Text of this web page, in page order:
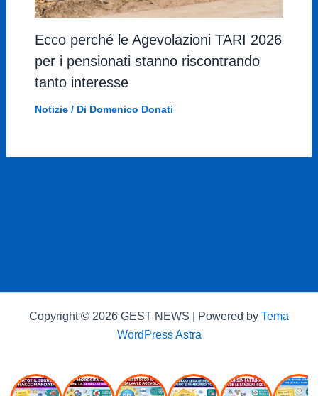
Ecco perché le Agevolazioni TARI 2026
per i pensionati stanno riscontrando
tanto interesse
Notizie/ Di Domenico Donati
Copyright © 2026 GEST NEWS | Powered by Tema
WordPress Astra